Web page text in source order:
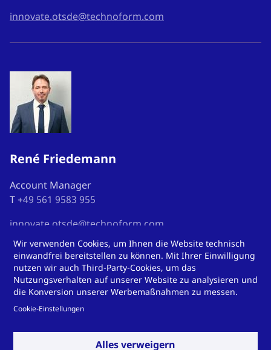
innovate.otsde@technoform.com
René Friedemann
Account Manager
T +49 561 9583 955
innovate.otsde@technoform.com
Sie finden uns hier:
Wir verwenden Cookies, um Ihnen die Website technisch
einwandfrei bereitstellen zu können. Mit Ihrer Einwilligung
nutzen wir auch Third-Party-Cookies, um das
Nutzungsverhalten auf unserer Website zu analysieren und
die Konversion unserer Werbemaßnahmen zu messen.
Cookie-Einstellungen
Alles verweigern